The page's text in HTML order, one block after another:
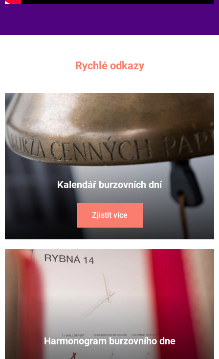
Rychlé odkazy
Kalendář burzovních dní
Zjistit více
Harmonogram burzovního dne